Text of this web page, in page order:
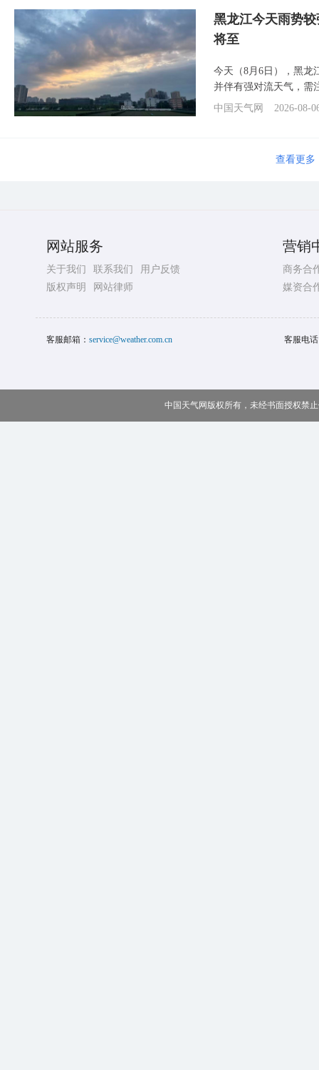
黑龙江今天雨势
将至
今天（8月6日），黑龙
并伴有强对流天气，需
中国天气网
2026-08-
查看更多
网站服务
关于我们 联系我们
用户反馈
版权声明
网站律师
营销
商务合
媒资合
客服邮箱： service@weather.com.cn 客服电
中国天气网版权所有，未经书面授权